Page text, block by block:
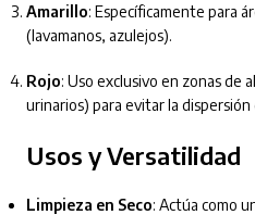
Amarillo: Específicamente para
(lavamanos, azulejos).
Rojo: Uso exclusivo en zonas de
urinarios) para evitar la dispersión
Usos y Versatilidad
Limpieza en Seco: Actúa como